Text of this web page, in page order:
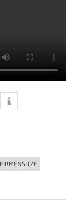
FIRMENSITZE